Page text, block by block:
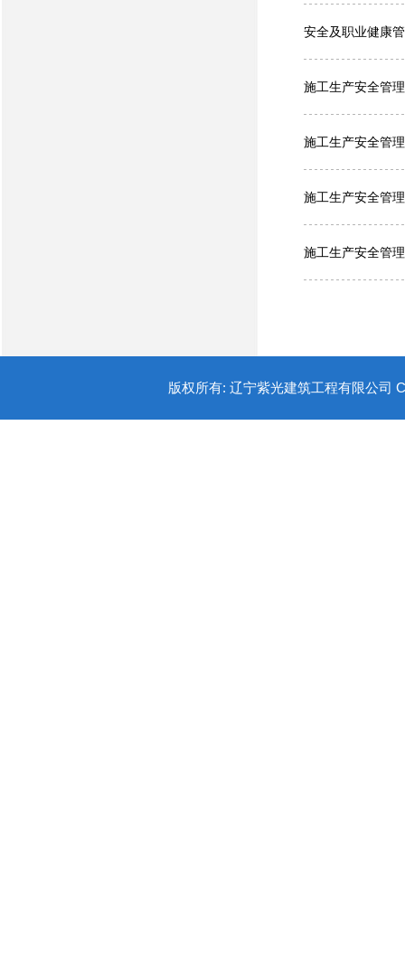
安全及职业健康
施工生产安全管
施工生产安全管
施工生产安全管
施工生产安全管
版权所有: 辽宁紫光建筑工程有限公司